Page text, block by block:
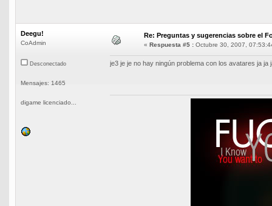
Deegu!
CoAdmin
Desconectado
Mensajes: 1465
digame licenciado...
Re: Preguntas y sugerencias sobre el
« Respuesta #5 : Octubre 30, 2007,
je3 je je no hay ningún problema con los avatares ja